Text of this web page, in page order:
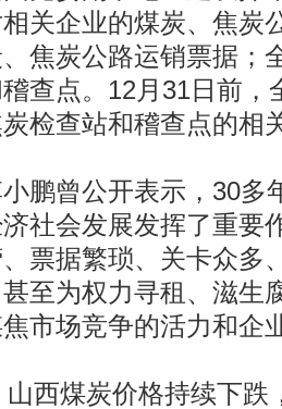
关企业的煤炭、焦炭
焦炭公路运销票据；
查点。12月31日前，
检查站和稽查点的相
曾公开表示，30多
社会发展发挥了重要
票据繁琐、关卡众多
至为权力寻租、滋生
市场竞争的活力和企
煤炭价格持续下跌